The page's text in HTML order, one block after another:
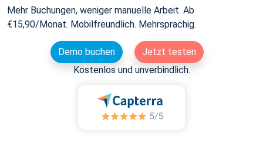
Mehr Buchungen, weniger manuelle Arbeit. Ab
€15,90/Monat. Mobilfreundlich. Mehrsprachig.
Demo buchen
Jetzt testen
Kostenlos und unverbindlich.